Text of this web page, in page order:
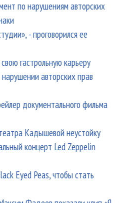
по нарушениям авторских
- проговорился ее
гастрольную карьеру
авторских прав
документального фильма
Кадышевой неустойку
концерт Led Zeppelin
Eyed Peas, чтобы стать